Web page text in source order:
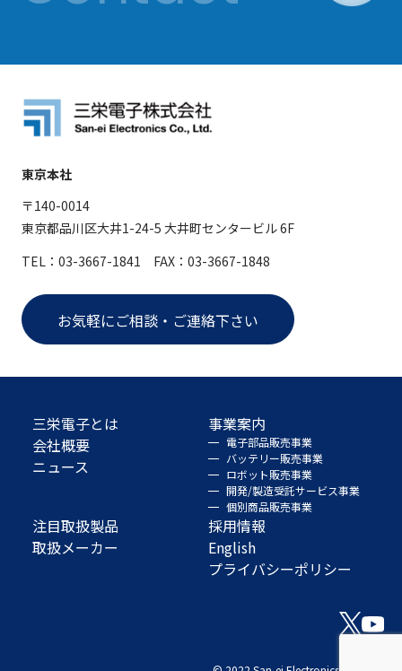
東京本社
〒140-0014
東京都品川区大井1-24-5 大井町センタービル 6F
TEL：03-3667-1841 FAX：03-3667-1848
お気軽にご相談・ご連絡下さい
三栄電子とは
会社概要
ニュース
事業案内
電子部品販売事業
バッテリー販売事業
ロボット販売事業
開発/製造受託サービス事業
個別商品販売事業
注目取扱製品
取扱メーカー
採用情報
English
プライバシーポリシー